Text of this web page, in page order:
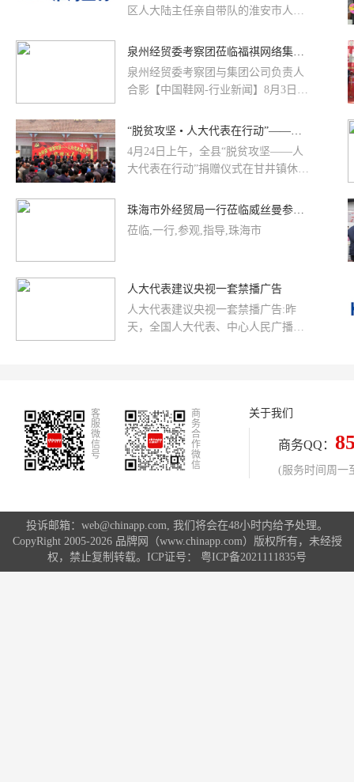
区人大陆主任亲自带队的淮安市人大
行观摩活动。鲍士雷总经理对区委领
同时给代表们介绍了淮海型材公司的
发展及产品情况，并陪同代表们参观
淮海型材多年来的稳步发展给予了肯
定，对淮海型材对于地方经济所做的
贡献表示感谢。整个观摩活动持续约
泉州经贸委考察团莅临福祺网络集团参观指导
泉州经贸委考察团与集团公司负责人
合影【中国鞋网-行业新闻】8月3日上
长、泉州市电子商务中心负责...
“脱贫攻坚 • 人大代表在行动”——合阳人大代表26.6万献爱贫困村
4月24日上午，全县“脱贫攻坚——人
大代表在行动”捐赠仪式在甘井镇休里
县委副书记于娟侠，县委常委、副县
孝、赵耀荣，县总工会主席杜养民参
珠海市外经贸局一行莅临威丝曼参观指导
莅临,一行,参观,指导,珠海市
人大代表建议央视一套禁播广告
人大代表建议央视一套禁播广告:昨
天，全国人大代表、中心人民广播电
入到新闻报道工作中，实现做纯新闻
的目的。他同时建议，全国各地方电
视台首套节目都要论证一下，是否可
以不播广告
客
服
微
信
号
商
务
合
作
微
信
关于我们
商务QQ：
(服务时间周一
投诉邮箱：web@chinapp.com, 我们将会在48小时内给予处理。
CopyRight 2005-2026 品牌网（www.chinapp.com）版权所有，未经授
权，禁止复制转载。ICP证号： 粤ICP备2021111835号